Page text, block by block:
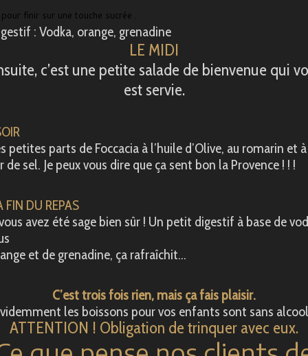
finir sur une touche sucrée .
: Vodka, orange, grenadine
LE MIDI
c’est une petite salade de bienvenue qui
est servie.
petites parts de Foccacia à l’huile d’Olive, au romarin et
de sel. Je peux vous dire que ça sent bon la Provence ! ! !
FIN DU REPAS
avez été sage bien sûr ! Un petit digestif à base de
et de grenadine, ça rafraîchit…
C’est trois fois rien, mais ça fais plaisir.
les boissons pour vos enfants sont sans
ATTENTION ! Obligation de trinquer avec eux.